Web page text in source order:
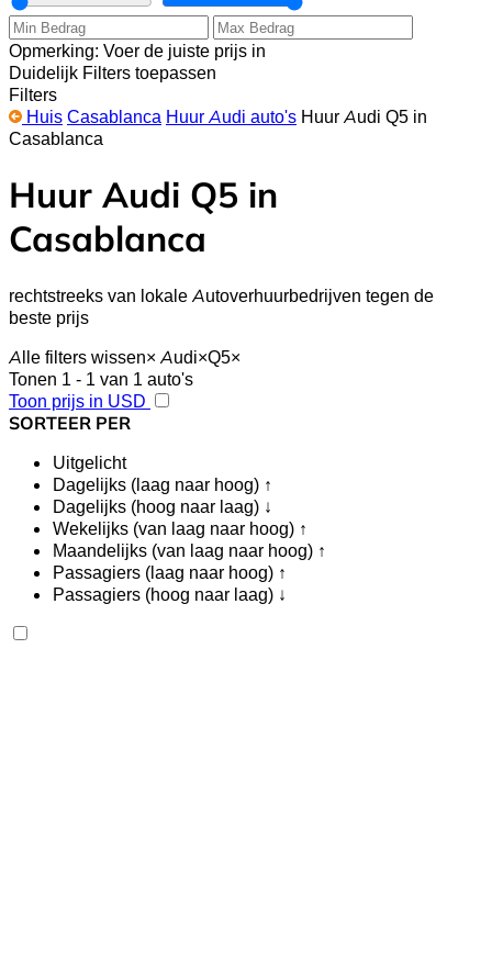
Opmerking: Voer de juiste prijs in
Duidelijk Filters toepassen
Filters
Huis Casablanca Huur Audi auto's Huur Audi Q5 in
Casablanca
Huur Audi Q5 in
Casablanca
rechtstreeks van lokale Autoverhuurbedrijven tegen de
beste prijs
Alle filters wissen× Audi×Q5×
Tonen 1 - 1 van 1 auto's
Toon prijs in USD
SORTEER PER
Uitgelicht
Dagelijks (laag naar hoog) ↑
Dagelijks (hoog naar laag) ↓
Wekelijks (van laag naar hoog) ↑
Maandelijks (van laag naar hoog) ↑
Passagiers (laag naar hoog) ↑
Passagiers (hoog naar laag) ↓